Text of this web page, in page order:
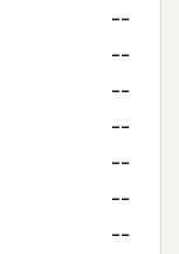
--
--
--
--
--
--
--